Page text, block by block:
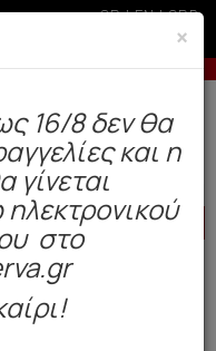
GR|EN|SRB
περίοδο εκπτώσεων
σε 3-5 εργάσιμες.
HOT
×
16/8 δεν θα
και η
γίνεται
στο